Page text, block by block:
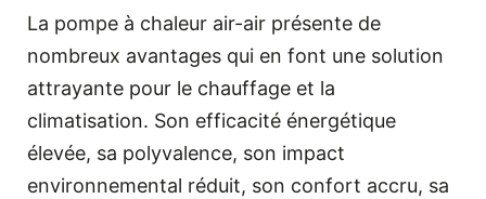
La pompe à chaleur air-air présente de
nombreux avantages qui en font une solution
attrayante pour le chauffage et la
climatisation. Son efficacité énergétique
élevée, sa polyvalence, son impact
environnemental réduit, son confort accru, sa